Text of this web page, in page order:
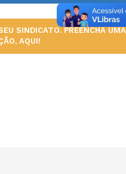
SINDICATO. PREENCHA UMA
AQUI!